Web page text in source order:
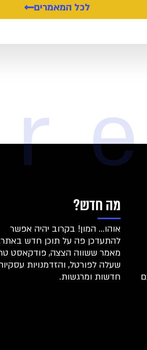
לכל המאמרים
מה חדש?
אוהו… המון! בקרוב יהיה אפשר
להתעדכן פה על תוכן חדש
מאמר ששווה הצצה, פודקאסט
שעלה לפורטל, והזדמנויות
חדשות ומרגשות.